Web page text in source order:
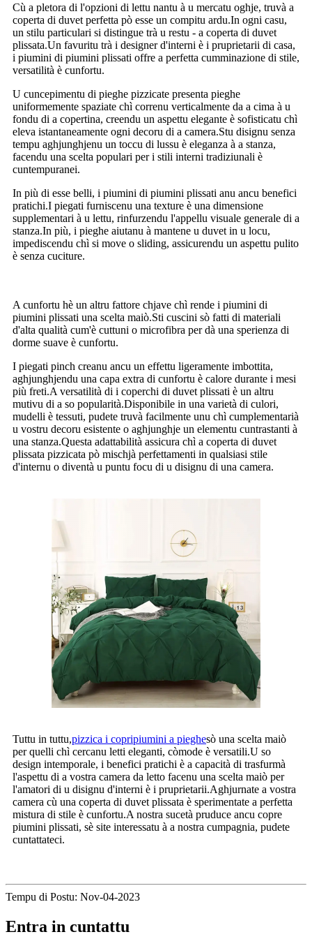
Cù a pletora di l'opzioni di lettu nantu à u mercatu oghje, truvà a
coperta di duvet perfetta pò esse un compitu ardu.In ogni casu,
un stilu particulari si distingue trà u restu - a coperta di duvet
plissata.Un favuritu trà i designer d'interni è i pruprietarii di casa,
i piumini di piumini plissati offre a perfetta cumminazione di stile,
versatilità è cunfortu.
U cuncepimentu di pieghe pizzicate presenta pieghe
uniformemente spaziate chì correnu verticalmente da a cima à u
fondu di a copertina, creendu un aspettu elegante è sofisticatu chì
eleva istantaneamente ogni decoru di a camera.Stu disignu senza
tempu aghjunghjenu un toccu di lussu è eleganza à a stanza,
facendu una scelta populari per i stili interni tradiziunali è
cuntempuranei.
In più di esse belli, i piumini di piumini plissati anu ancu benefici
pratichi.I piegati furniscenu una texture è una dimensione
supplementari à u lettu, rinfurzendu l'appellu visuale generale di a
stanza.In più, i pieghe aiutanu à mantene u duvet in u locu,
impediscendu chì si move o sliding, assicurendu un aspettu pulito
è senza cuciture.
A cunfortu hè un altru fattore chjave chì rende i piumini di
piumini plissati una scelta maiò.Sti cuscini sò fatti di materiali
d'alta qualità cum'è cuttuni o microfibra per dà una sperienza di
dorme suave è cunfortu.
I piegati pinch creanu ancu un effettu ligeramente imbottita,
aghjunghjendu una capa extra di cunfortu è calore durante i mesi
più freti.A versatilità di i coperchi di duvet plissati è un altru
mutivu di a so popularità.Disponibile in una varietà di culori,
mudelli è tessuti, pudete truvà facilmente unu chì cumplementarià
u vostru decoru esistente o aghjunghje un elementu cuntrastanti à
una stanza.Questa adattabilità assicura chì a coperta di duvet
plissata pizzicata pò mischjà perfettamenti in qualsiasi stile
d'internu o diventà u puntu focu di u disignu di una camera.
Tuttu in tuttu,pizzica i copripiumini a pieghesò una scelta maiò
per quelli chì cercanu letti eleganti, còmode è versatili.U so
design intemporale, i benefici pratichi è a capacità di trasfurmà
l'aspettu di a vostra camera da letto facenu una scelta maiò per
l'amatori di u disignu d'interni è i pruprietarii.Aghjurnate a vostra
camera cù una coperta di duvet plissata è sperimentate a perfetta
mistura di stile è cunfortu.A nostra sucetà pruduce ancu copre
piumini plissati, sè site interessatu à a nostra cumpagnia, pudete
cuntattateci.
Tempu di Postu: Nov-04-2023
Entra in cuntattu